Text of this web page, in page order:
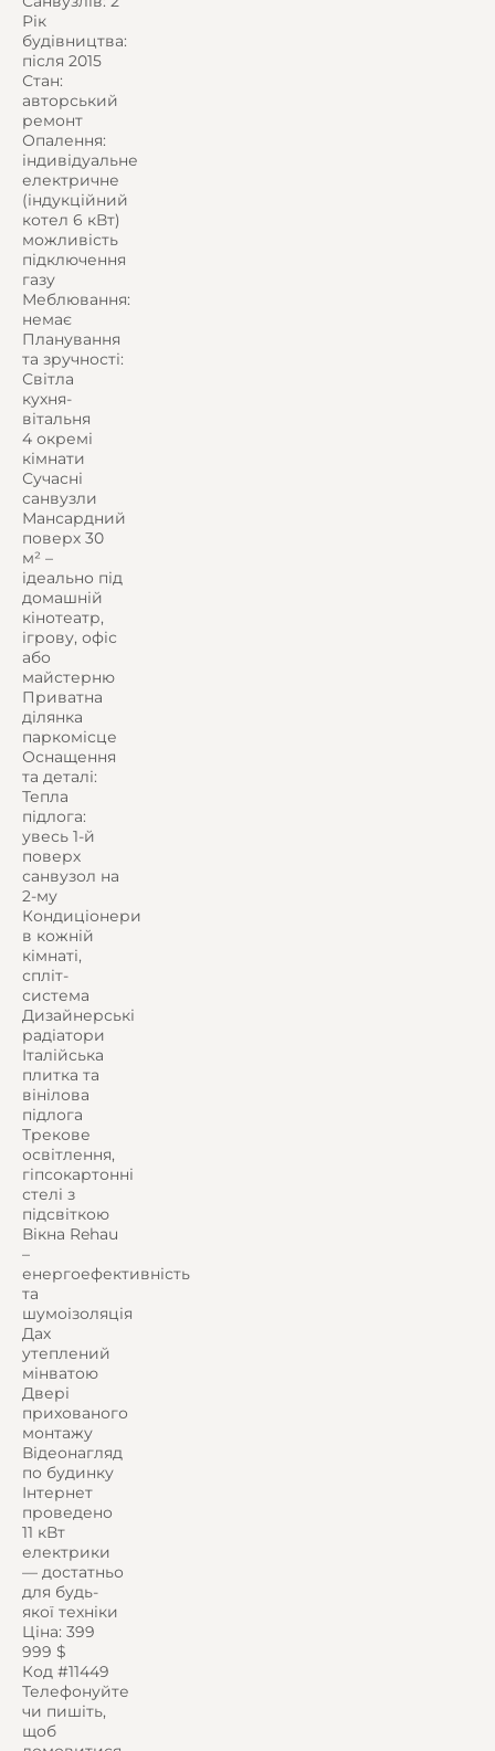
Рік
будівництва:
після 2015
Стан:
авторський
ремонт
Опалення:
індивідуальне
електричне
(індукційний
котел 6 кВт)
можливість
підключення
газу
Меблювання:
немає
Планування
та зручності:
Світла
кухня-
вітальня
4 окремі
кімнати
Сучасні
санвузли
Мансардний
поверх 30
м² –
ідеально під
домашній
кінотеатр,
ігрову, офіс
або
майстерню
Приватна
ділянка
паркомісце
Оснащення
та деталі:
Тепла
підлога:
увесь 1-й
поверх
санвузол на
2-му
Кондиціонери
в кожній
кімнаті,
спліт-
система
Дизайнерські
радіатори
Італійська
плитка та
вінілова
підлога
Трекове
освітлення,
гіпсокартонні
стелі з
підсвіткою
Вікна Rehau
–
енергоефективність
та
шумоізоляція
Дах
утеплений
мінватою
Двері
прихованого
монтажу
Відеонагляд
по будинку
Інтернет
проведено
11 кВт
електрики
— достатньо
для будь-
якої техніки
Ціна: 399
999 $
Код #11449
Телефонуйте
чи пишіть,
щоб